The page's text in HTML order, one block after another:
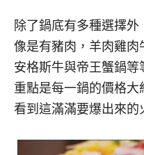
除了鍋底有多種選擇外
像是有豬肉，羊肉雞
安格斯牛與帝王蟹鍋等
重點是每一鍋的價格大
看到這滿滿要爆出來